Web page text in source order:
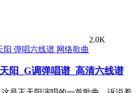
2.0K
网络歌曲
阳_G调弹唱谱_高清六线谱